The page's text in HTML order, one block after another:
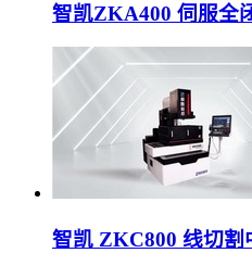
智凯ZKA400 伺服全
智凯 ZKC800 线切割